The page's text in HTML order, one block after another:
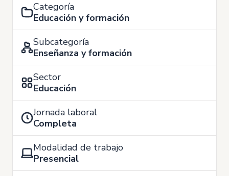
Categoría
Educación y formación
Subcategoría
Enseñanza y formación
Sector
Educación
Jornada laboral
Completa
Modalidad de trabajo
Presencial